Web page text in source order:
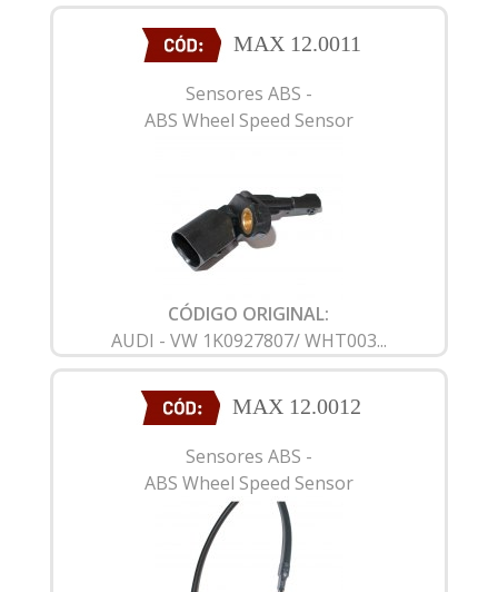
MAX 12.0011
Sensores ABS -
ABS Wheel Speed Sensor
CÓDIGO ORIGINAL:
AUDI - VW 1K0927807/ WHT003...
MAX 12.0012
Sensores ABS -
ABS Wheel Speed Sensor